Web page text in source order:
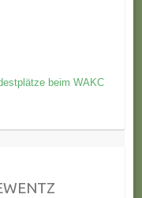
beim WAKC